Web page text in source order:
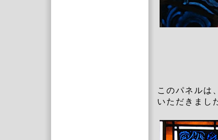
このパネル
いただきまし